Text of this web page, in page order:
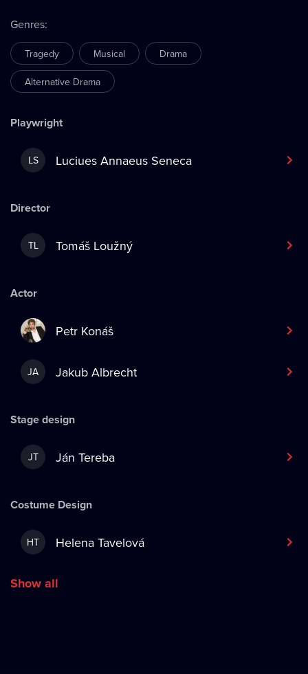
Genres:
Tragedy Musical Drama
Alternative Drama
Playwright
LS Luciues Annaeus Seneca
Director
TL Tomáš Loužný
Actor
Petr Konáš
JA Jakub Albrecht
Stage design
JT Ján Tereba
Costume Design
HT Helena Tavelová
Show all